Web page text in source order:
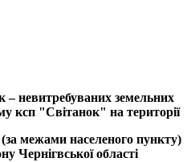
– невитребуваних земельних
ксп "Світанок" на території
межами населеного пункту)
Чернігвської області